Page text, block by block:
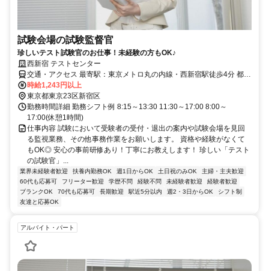
試験会場の試験監督官
珍しいテスト試験官のお仕事！未経験の方もOK♪
西新宿 テストセンター
交通・アクセス 最寄駅：東京メトロ丸の内線・西新宿駅徒歩4分 都営
大江戸線・都庁前駅徒歩5分 JR・小田急・京王・西武新宿駅徒歩15
分
時給1,243円以上
東京都東京23区新宿区
勤務時間詳細 勤務シフト例 8:15～13:30 11:30～17:00 8:00～
17:00(休憩1時間)
仕事内容 試験において受験者の受付・退出の案内や試験会場を見回
る監視業務、その他事務作業をお願いします。 資格や経験がなくて
もOK◎ 安心の事前研修あり！丁寧にお教えします！ 珍しい「テスト
の試験官」...
業界未経験者歓迎 扶養内勤務OK 週1日からOK 土日祝のみOK
主婦・主夫歓迎
60代も応募可
フリーター歓迎 学歴不問 経験不問 未経験者歓迎
経験者歓迎
ブランクOK
70代も応募可 長期歓迎 駅近5分以内 週2・3日からOK
シフト制
友達と応募OK
アルバイト・パート